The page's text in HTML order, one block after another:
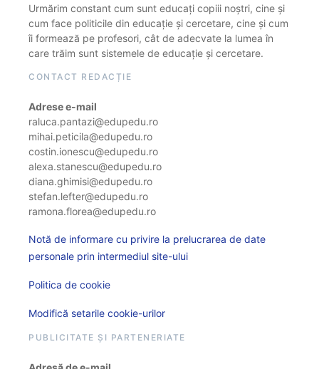
Urmărim constant cum sunt educați copiii noștri, cine și
cum face politicile din educație și cercetare, cine și cum
îi formează pe profesori, cât de adecvate la lumea în
care trăim sunt sistemele de educație și cercetare.
CONTACT REDACȚIE
Adrese e-mail
raluca.pantazi@edupedu.ro
mihai.peticila@edupedu.ro
costin.ionescu@edupedu.ro
alexa.stanescu@edupedu.ro
diana.ghimisi@edupedu.ro
stefan.lefter@edupedu.ro
ramona.florea@edupedu.ro
Notă de informare cu privire la prelucrarea de date
personale prin intermediul site-ului
Politica de cookie
Modifică setarile cookie-urilor
PUBLICITATE ȘI PARTENERIATE